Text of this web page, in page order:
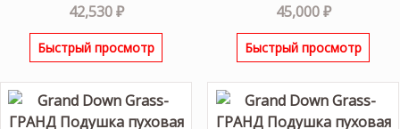
42,530₽
Быстрый просмотр
45,000₽
Быстрый просмотр